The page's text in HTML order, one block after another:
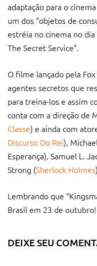
adaptação para o
um dos “objetos de
estréia no cinema no
The Secret Service”.
O filme lançado pela
agentes secretos que
para treina-los e assim
conta com a direção de
Classe) e ainda com
Discurso Do Rei),
Esperança), Samuel L.
Strong (Sherlock Holmes
Lembrando que
Brasil em 23 de outubro!
DEIXE SEU